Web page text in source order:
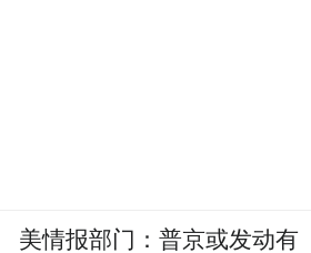
美情报部门：普京或发动有